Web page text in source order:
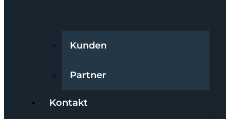
Kunden
Partner
Kontakt